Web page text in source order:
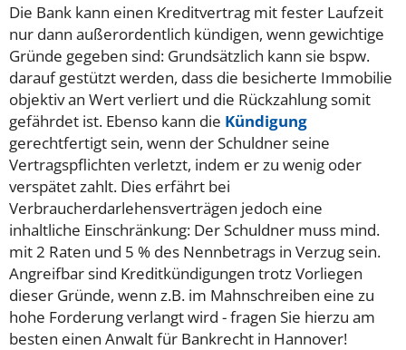
Die Bank kann einen Kreditvertrag mit fester Laufzeit
nur dann außerordentlich kündigen, wenn gewichtige
Gründe gegeben sind: Grundsätzlich kann sie bspw.
darauf gestützt werden, dass die besicherte Immobilie
objektiv an Wert verliert und die Rückzahlung somit
gefährdet ist. Ebenso kann die Kündigung
gerechtfertigt sein, wenn der Schuldner seine
Vertragspflichten verletzt, indem er zu wenig oder
verspätet zahlt. Dies erfährt bei
Verbraucherdarlehensverträgen jedoch eine
inhaltliche Einschränkung: Der Schuldner muss mind.
mit 2 Raten und 5 % des Nennbetrags in Verzug sein.
Angreifbar sind Kreditkündigungen trotz Vorliegen
dieser Gründe, wenn z.B. im Mahnschreiben eine zu
hohe Forderung verlangt wird - fragen Sie hierzu am
besten einen Anwalt für Bankrecht in Hannover!